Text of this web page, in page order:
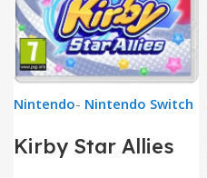
Nintendo- Nintendo Switch
Kirby Star Allies